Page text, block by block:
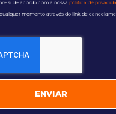
si de acordo com a nossa política de
momento através do link de
ENVIAR